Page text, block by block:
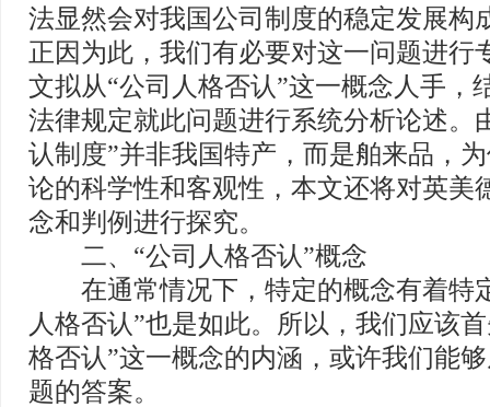
法显然会对我国公司制度的稳定发展构
正因为此，我们有必要对这一问题进行
文拟从“公司人格否认”这一概念人手，
法律规定就此问题进行系统分析论述。
认制度”并非我国特产，而是舶来品，
论的科学性和客观性，本文还将对英美
念和判例进行探究。
二、“公司人格否认”概念
在通常情况下，特定的概念有着特
人格否认”也是如此。所以，我们应该
格否认”这一概念的内涵，或许我们能
题的答案。